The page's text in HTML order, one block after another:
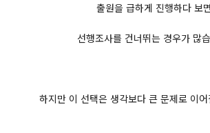
출원을 급하게 진행하다 보면
선행조사를 건너뛰는 경우가 많
하지만 이 선택은 생각보다 큰 문제로 이